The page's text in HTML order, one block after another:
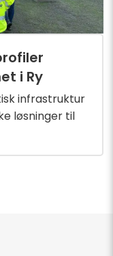
i Ry
infrastruktur
løsninger til